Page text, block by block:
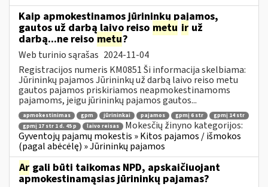
Kaip apmokestinamos jūrininkų pajamos,
gautos už darbą laivo reiso metu ir už
darbą...ne reiso metu?
Web turinio sąrašas 2024-11-04
Registracijos numeris KM0851 Ši informacija skelbiama:
Jūrininkų pajamos Jūrininkų už darbą laivo reiso metu
gautos pajamos priskiriamos neapmokestinamoms
pajamoms, jeigu jūrininkų pajamos gautos...
apmokestinimas gpm jūrininkai pajamos gpmį 6 str
gpmį 14 str
gpmį 17 str 1 d. 45 p
laivo reisas
Mokesčių žinyno kategorijos:
Gyventojų pajamų mokestis » Kitos pajamos / išmokos
(pagal abėcėlę) » Jūrininkų pajamos
Ar gali būti taikomas NPD, apskaičiuojant
apmokestinamąsias jūrininkų pajamas?